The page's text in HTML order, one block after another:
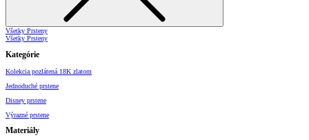
Všetky Prsteny
Všetky Prsteny
Kategórie
Kolekcia pozlátená 18K zlatom
Jednoduché prstene
Disney prstene
Výrazné prstene
Materiály